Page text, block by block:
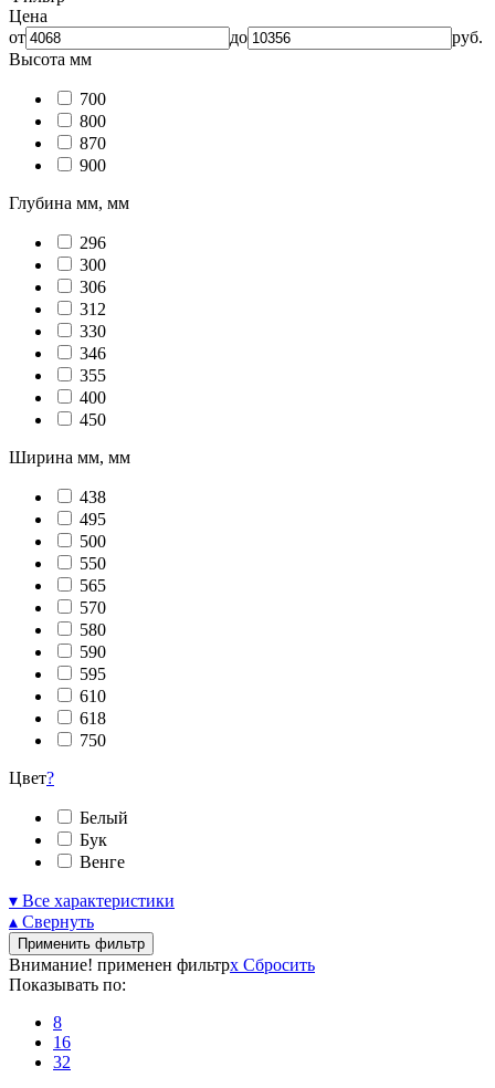
Цена
от
до
руб.
Высота мм
700
800
870
900
Глубина мм, мм
296
300
306
312
330
346
355
400
450
Ширина мм, мм
438
495
500
550
565
570
580
590
595
610
618
750
Цвет?
Белый
Бук
Венге
▾ Все характеристики
▴ Свернуть
Применить фильтр
Внимание! применен фильтрx Сбросить
Показывать по:
8
16
32